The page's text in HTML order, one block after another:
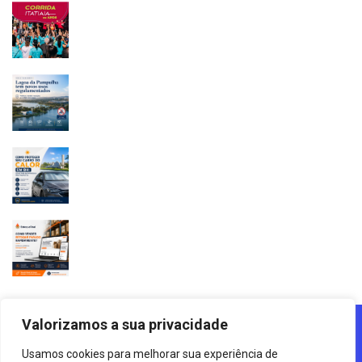
Valorizamos a sua privacidade
Usamos cookies para melhorar sua experiência de
Lagoa Da Pampulha De Belo Horizonte - MG - 2025
Site Desenvolvido Por: Agência Digital HGX Criação De